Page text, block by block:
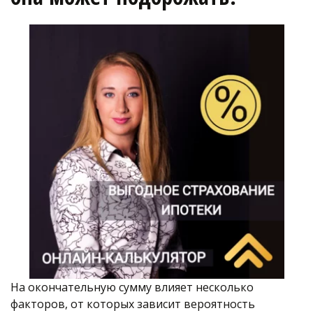
На окончательную сумму влияет несколько
факторов, от которых зависит вероятность